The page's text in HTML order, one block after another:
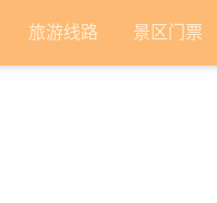
旅游线路 景区门票